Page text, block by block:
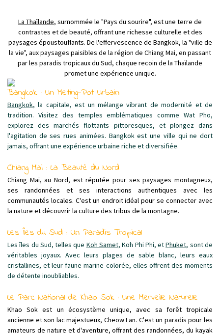
La Thaïlande, surnommée le "Pays du sourire", est une terre de
contrastes et de beauté, offrant une richesse culturelle et des
paysages époustouflants. De l'effervescence de Bangkok, la "ville de
la vie", aux paysages paisibles de la région de Chiang Mai, en passant
par les paradis tropicaux du Sud, chaque recoin de la Thaïlande
promet une expérience unique.
Bangkok : Un Melting-Pot Urbain
Bangkok, la capitale, est un mélange vibrant de modernité et de
tradition. Visitez des temples emblématiques comme Wat Pho,
explorez des marchés flottants pittoresques, et plongez dans
l'agitation de ses rues animées. Bangkok est une ville qui ne dort
jamais, offrant une expérience urbaine riche et diversifiée.
Chiang Mai : La Beauté du Nord
Chiang Mai, au Nord, est réputée pour ses paysages montagneux,
ses randonnées et ses interactions authentiques avec les
communautés locales. C'est un endroit idéal pour se connecter avec
la nature et découvrir la culture des tribus de la montagne.
Les Îles du Sud : Un Paradis Tropical
Les îles du Sud, telles que Koh Samet, Koh Phi Phi, etPhuket, sont de
véritables joyaux. Avec leurs plages de sable blanc, leurs eaux
cristallines, et leur faune marine colorée, elles offrent des moments
de détente inoubliables.
Le Parc National de Khao Sok : Une Merveille Naturelle
Khao Sok est un écosystème unique, avec sa forêt tropicale
ancienne et son lac majestueux, Cheow Lan. C'est un paradis pour les
amateurs de nature et d'aventure, offrant des randonnées, du kayak